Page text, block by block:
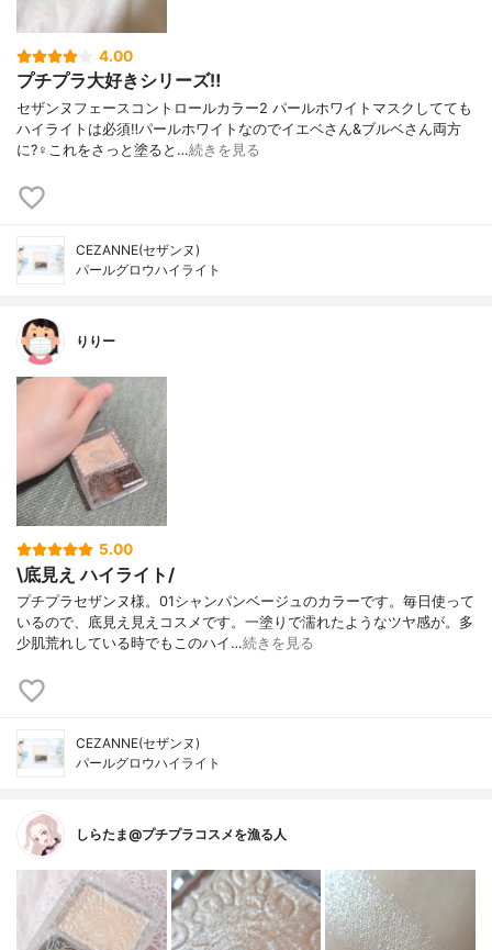
4.00
プチプラ大好きシリーズ‼️
セザンヌフェースコントロールカラー2 パールホワイトマスクしてても
ハイライトは必須‼️パールホワイトなのでイエベさん&ブルベさん両方
に?‍♀️これをさっと塗ると…続きを見る
CEZANNE(セザンヌ)
パールグロウハイライト
りりー
5.00
\底見え ハイライト/
プチプラセザンヌ様。01シャンパンベージュのカラーです。毎日使って
いるので、底見え見えコスメです。一塗りで濡れたようなツヤ感が。多
少肌荒れしている時でもこのハイ…続きを見る
CEZANNE(セザンヌ)
パールグロウハイライト
しらたま@プチプラコスメを漁る人